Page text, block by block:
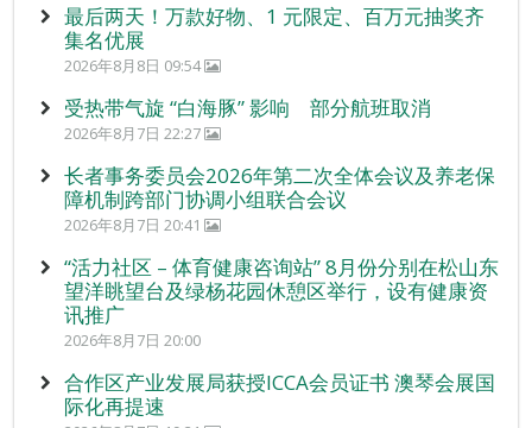
最后两天！万款好物、1 元限定、百万元抽奖齐
集名优展
2026年8月8日 09:54
受热带气旋 “白海豚” 影响 部分航班取消
2026年8月7日 22:27
长者事务委员会2026年第二次全体会议及养老保
障机制跨部门协调小组联合会议
2026年8月7日 20:41
“活力社区 – 体育健康咨询站” 8月份分别在松山东
望洋眺望台及绿杨花园休憩区举行，设有健康资
讯推广
2026年8月7日 20:00
合作区产业发展局获授ICCA会员证书 澳琴会展国
际化再提速